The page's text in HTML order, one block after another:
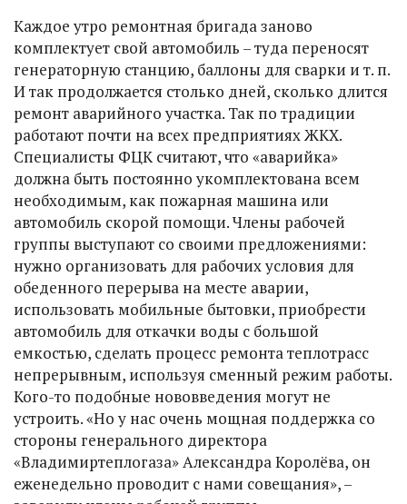
Каждое утро ремонтная бригада заново
комплектует свой автомобиль – туда переносят
генераторную станцию, баллоны для сварки и т. п.
И так продолжается столько дней, сколько длится
ремонт аварийного участка. Так по традиции
работают почти на всех предприятиях ЖКХ.
Специалисты ФЦК считают, что «аварийка»
должна быть постоянно укомплектована всем
необходимым, как пожарная машина или
автомобиль скорой помощи. Члены рабочей
группы выступают со своими предложениями:
нужно организовать для рабочих условия для
обеденного перерыва на месте аварии,
использовать мобильные бытовки, приобрести
автомобиль для откачки воды с большой
емкостью, сделать процесс ремонта теплотрасс
непрерывным, используя сменный режим работы.
Кого-то подобные нововведения могут не
устроить. «Но у нас очень мощная поддержка со
стороны генерального директора
«Владимиртеплогаза» Александра Королёва, он
еженедельно проводит с нами совещания», –